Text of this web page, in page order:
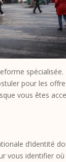
pour les
vous êtes
d’identité
vous identifier